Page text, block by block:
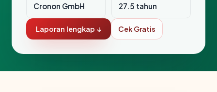
Cronon GmbH 27.5 tahun
Laporan lengkap ↓ Cek Gratis